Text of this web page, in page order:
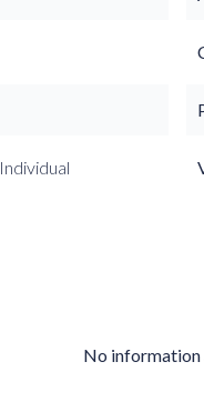
Individual
No information